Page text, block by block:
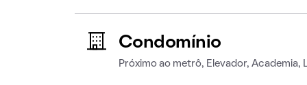
Condomínio
Próximo ao metrô, Elevador, Academia,